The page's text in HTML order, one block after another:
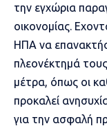
την εγχώρια
οικονομίας.
ΗΠΑ να
πλεονέκτημά
μέτρα, όπως οι
προκαλεί
για την ασφαλή